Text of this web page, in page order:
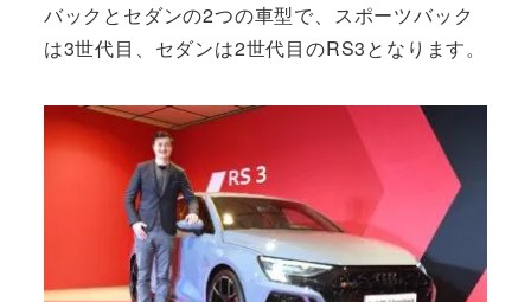
バックとセダンの2つの車型で、スポーツバック
は3世代目、セダンは2世代目のRS3となります。